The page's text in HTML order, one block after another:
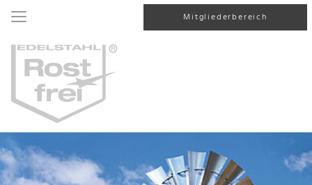
Mitgliederbereich